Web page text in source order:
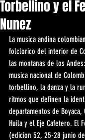
Torbellino y el
Nunez
La musica andina
folclorico del interior de
las montanas de los
musica nacional de
torbellino, la danza y la
ritmos que definen la
departamentos de Boyaca,
Huila y el Eje Cafetero. El
(edicion 52, 25-28 junio